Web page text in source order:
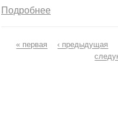
Подробнее
Страницы
« первая
‹ предыдущая